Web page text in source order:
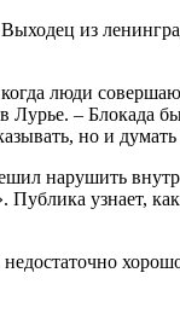
из
люди
Лурье. –
но и
нарушить
узнает,